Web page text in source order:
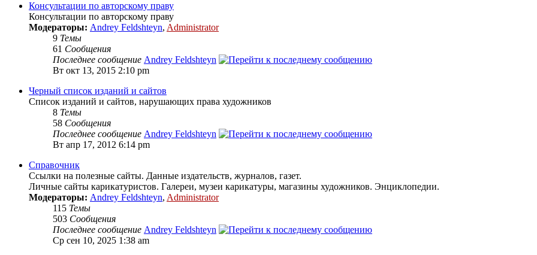
Консультации по авторскому праву
Консультации по авторскому праву
Модераторы: Andrey Feldshteyn, Administrator
9 Темы
61 Сообщения
Последнее сообщение Andrey Feldshteyn
Вт окт 13, 2015 2:10 pm
Черный список изданий и сайтов
Список изданий и сайтов, нарушающих права художников
8 Темы
58 Сообщения
Последнее сообщение Andrey Feldshteyn
Вт апр 17, 2012 6:14 pm
Справочник
Ссылки на полезные сайты. Данные издательств, журналов, газет.
Личные сайты карикатуристов. Галереи, музеи карикатуры, магазины художников. Энциклопедии.
Модераторы: Andrey Feldshteyn, Administrator
115 Темы
503 Сообщения
Последнее сообщение Andrey Feldshteyn
Ср сен 10, 2025 1:38 am